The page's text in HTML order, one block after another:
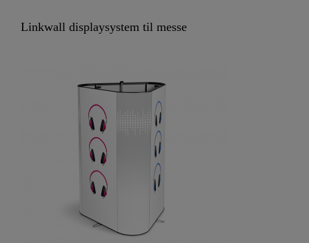
Linkwall displaysystem til messe